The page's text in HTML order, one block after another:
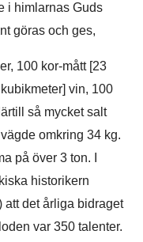
i himlarnas Guds
göras och ges,
100 kor-mått [23
vin, 100
så mycket salt
omkring 34 kg.
på över 3 ton. I
historikern
att det årliga bidraget
var 350 talenter.